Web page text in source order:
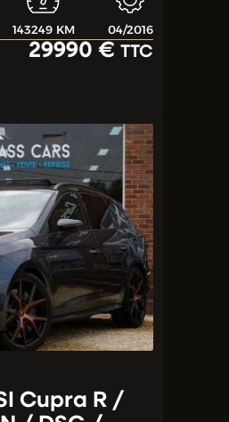
143249 KM 04/2016
29990 € TTC
Cupra R /